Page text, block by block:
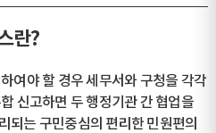
란?
여야 할 경우 세무서와 구청을 각각
신고하면 두 행정기관 간 협업을
되는 구민중심의 편리한 민원편의